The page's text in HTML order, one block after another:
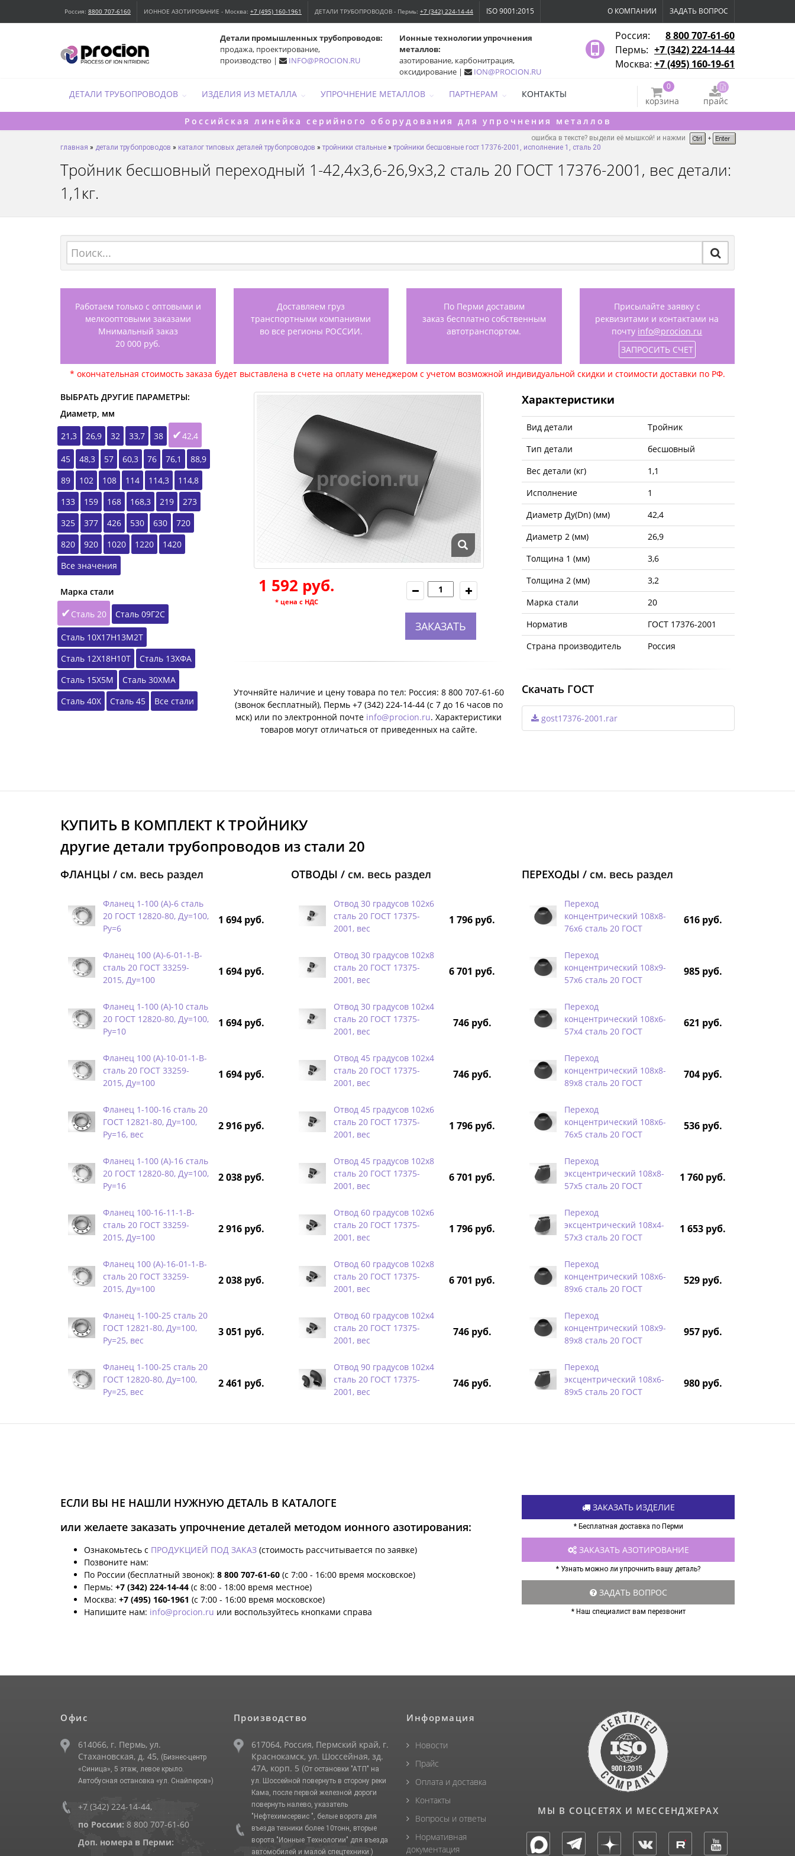
О КОМПАНИИ ЗАДАТЬ ВОПРОС
Россия: 8800 707-6160 ИОННОЕ АЗОТИРОВАНИЕ - Москва: +7 (495) 160-1961 ДЕТАЛИ ТРУБОПРОВОДОВ - Пермь: +7 (342) 224-14-44 ISO 9001:2015
Россия:
8 800 707-61-60
Пермь: +7 (342) 224-14-44
Москва: +7 (495) 160-19-61
Ионные технологии упрочнения
металлов:
азотирование, карбонитрация,
оксидирование |
ION@PROCION.RU
Детали промышленных трубопроводов:
продажа, проектирование,
производство |
INFO@PROCION.RU
ДЕТАЛИ ТРУБОПРОВОДОВ ИЗДЕЛИЯ ИЗ МЕТАЛЛА УПРОЧНЕНИЕ МЕТАЛЛОВ ПАРТНЕРАМ КОНТАКТЫ
0
корзина
прайс
Российская линейка серийного оборудования для упрочнения металлов
ошибка в тексте? выдели её мышкой! и нажми
главная » детали трубопроводов » каталог типовых деталей трубопроводов » тройники стальные » тройники бесшовные гост 17376-2001, исполнение 1, сталь 20
Тройник бесшовный переходный 1-42,4х3,6-26,9х3,2 сталь 20 ГОСТ 17376-2001, вес детали:
1,1кг.
Работаем только с оптовыми и
мелкооптовыми заказами
Мнимальный заказ
20 000 руб.
Доставляем груз
транспортными компаниями
во все регионы РОССИИ.
По Перми доставим
заказ бесплатно собственным
автотранспортом.
Присылайте заявку с
реквизитами и контактами на
почту info@procion.ru
ЗАПРОСИТЬ СЧЕТ
* окончательная стоимость заказа будет выставлена в счете на оплату менеджером с учетом возможной индивидуальной скидки и стоимости доставки по РФ.
ВЫБРАТЬ ДРУГИЕ ПАРАМЕТРЫ:
Диаметр, мм
21,3
26,9 32 33,7 38 42,4
45 48,3 57 60,3 76 76,1
88,9
89
102 108 114 114,3
114,8
133
159 168 168,3 219
273
325
377 426 530 630
720
820
920 1020 1220
1420
Все значения
Марка стали
Сталь 20
Сталь 09Г2С
Сталь 10Х17Н13М2Т
Сталь 12Х18Н10Т
Сталь 13ХФА
Сталь 15Х5М
Сталь 30ХМА
Сталь 40Х
Сталь 45 Все стали
1 592 руб.
* цена с НДС
ЗАКАЗАТЬ
Уточняйте наличие и цену товара по тел: Россия: 8 800 707-61-60
(звонок бесплатный), Пермь +7 (342) 224-14-44 (c 7 до 16 часов по
мск) или по электронной почте info@procion.ru. Характеристики
товаров могут отличаться от приведенных на сайте.
Характеристики
Вид детали
Тройник
Тип детали
бесшовный
Вес детали (кг)
1,1
Исполнение
1
Диаметр Ду(Dn) (мм)
42,4
Диаметр 2 (мм)
26,9
Толщина 1 (мм)
3,6
Толщина 2 (мм)
3,2
Марка стали
20
Норматив
ГОСТ 17376-2001
Страна производитель
Россия
Скачать ГОСТ
gost17376-2001.rar
КУПИТЬ В КОМПЛЕКТ K ТРОЙНИКУ
другие детали трубопроводов из стали 20
ФЛАНЦЫ / см. весь раздел
Фланец 1-100 (А)-6 сталь
20 ГОСТ 12820-80, Ду=100,
Ру=6
1 694 руб.
Фланец 100 (А)-6-01-1-B-
сталь 20 ГОСТ 33259-
2015, Ду=100
1 694 руб.
Фланец 1-100 (А)-10 сталь
20 ГОСТ 12820-80, Ду=100,
Ру=10
1 694 руб.
Фланец 100 (А)-10-01-1-B-
сталь 20 ГОСТ 33259-
2015, Ду=100
1 694 руб.
Фланец 1-100-16 сталь 20
ГОСТ 12821-80, Ду=100,
Ру=16, вес
2 916 руб.
Фланец 1-100 (А)-16 сталь
20 ГОСТ 12820-80, Ду=100,
Ру=16
2 038 руб.
Фланец 100-16-11-1-B-
сталь 20 ГОСТ 33259-
2015, Ду=100
2 916 руб.
Фланец 100 (А)-16-01-1-B-
сталь 20 ГОСТ 33259-
2015, Ду=100
2 038 руб.
Фланец 1-100-25 сталь 20
ГОСТ 12821-80, Ду=100,
Ру=25, вес
3 051 руб.
Фланец 1-100-25 сталь 20
ГОСТ 12820-80, Ду=100,
Ру=25, вес
2 461 руб.
ОТВОДЫ / см. весь раздел
Отвод 30 градусов 102х6
сталь 20 ГОСТ 17375-
2001, вес
1 796 руб.
Отвод 30 градусов 102х8
сталь 20 ГОСТ 17375-
2001, вес
6 701 руб.
Отвод 30 градусов 102х4
сталь 20 ГОСТ 17375-
2001, вес
746 руб.
Отвод 45 градусов 102х4
сталь 20 ГОСТ 17375-
2001, вес
746 руб.
Отвод 45 градусов 102х6
сталь 20 ГОСТ 17375-
2001, вес
1 796 руб.
Отвод 45 градусов 102х8
сталь 20 ГОСТ 17375-
2001, вес
6 701 руб.
Отвод 60 градусов 102х6
сталь 20 ГОСТ 17375-
2001, вес
1 796 руб.
Отвод 60 градусов 102х8
сталь 20 ГОСТ 17375-
2001, вес
6 701 руб.
Отвод 60 градусов 102х4
сталь 20 ГОСТ 17375-
2001, вес
746 руб.
Отвод 90 градусов 102х4
сталь 20 ГОСТ 17375-
2001, вес
746 руб.
ПЕРЕХОДЫ / см. весь раздел
Переход
концентрический 108х8-
76х6 сталь 20 ГОСТ
616 руб.
Переход
концентрический 108х9-
57х6 сталь 20 ГОСТ
985 руб.
Переход
концентрический 108х6-
57х4 сталь 20 ГОСТ
621 руб.
Переход
концентрический 108х8-
89х8 сталь 20 ГОСТ
704 руб.
Переход
концентрический 108х6-
76х5 сталь 20 ГОСТ
536 руб.
Переход
эксцентрический 108х8-
57х5 сталь 20 ГОСТ
1 760 руб.
Переход
эксцентрический 108х4-
57х3 сталь 20 ГОСТ
1 653 руб.
Переход
концентрический 108х6-
89х6 сталь 20 ГОСТ
529 руб.
Переход
концентрический 108х9-
89х8 сталь 20 ГОСТ
957 руб.
Переход
эксцентрический 108х6-
89х5 сталь 20 ГОСТ
980 руб.
ЕСЛИ ВЫ НЕ НАШЛИ НУЖНУЮ ДЕТАЛЬ В КАТАЛОГЕ
или желаете заказать упрочнение деталей методом ионного азотирования:
Ознакомьтесь с ПРОДУКЦИЕЙ ПОД ЗАКАЗ (стоимость рассчитывается по заявке)
Позвоните нам:
По России (бесплатный звонок): 8 800 707-61-60 (с 7:00 - 16:00 время московское)
Пермь: +7 (342) 224-14-44 (с 8:00 - 18:00 время местное)
Москва: +7 (495) 160-1961 (с 7:00 - 16:00 время московское)
Напишите нам: info@procion.ru или воспользуйтесь кнопками справа
ЗАКАЗАТЬ ИЗДЕЛИЕ
* Бесплатная доставка по Перми
ЗАКАЗАТЬ АЗОТИРОВАНИЕ
* Узнать можно ли упрочнить вашу деталь?
ЗАДАТЬ ВОПРОС
* Наш специалист вам перезвонит
Офис
614066, г. Пермь, ул.
Стахановская, д. 45, (Бизнес-центр
«Синица», 5 этаж, левое крыло.
Автобусная остановка «ул. Снайперов»)
+7 (342) 224-14-44,
по России: 8 800 707-61-60
Доп. номера в Перми:
Производство
617064, Россия, Пермский край, г.
Краснокамск, ул. Шоссейная, зд.
47А, корп. 5 (От остановки "АТП" на
ул. Шоссейной повернуть в сторону реки
Кама, после первой железной дороги
повернуть налево, указатель
"Нефтехимсервис ", белые ворота для
въезда техники более 10тонн, вторые
ворота "Ионные Технологии" для въезда
автомобилей и малой спецтехники.)
Информация
Новости
Прайс
Оплата и доставка
Контакты
Вопросы и ответы
Нормативная
документация
МЫ В СОЦСЕТЯХ И МЕССЕНДЖЕРАХ